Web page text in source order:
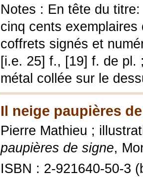
Notes : En tête du
cinq cents
coffrets signés et
[i.e. 25] f., [19] f. de pl.
métal collée sur le
Il neige paupières
Pierre Mathieu ;
paupières de signe,
ISBN : 2-921640-50-3